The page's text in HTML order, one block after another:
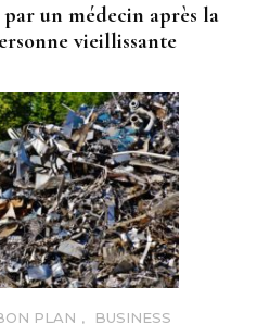
un médecin après la
vieillissante
PLAN , BUSINESS